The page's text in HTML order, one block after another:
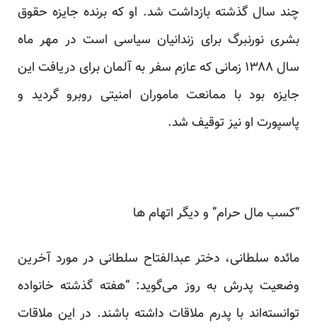
چند سال گذشته بازداشت شد. او که برنده جایزه حقوق
بشری نورنبرگ برای زندانیان سیاسی است در مهر ماه
سال ۱۳۸۸ زمانی که عازم سفر به آلمان برای دریافت این
جایزه بود با ممانعت ماموران امنیتی روبرو گردید و
پاسپورت او نیز توقیف شد.
“کسب مال حرام” و دیگر اتهام ها
مائده سلطانی، دختر عبدالفتاح سلطانی در مورد آخرین
وضعیت پدرش به روز می‌گوید: “هفته گذشته خانواده
توانسته‌اند با پدرم ملاقات داشته باشند. در این ملاقات